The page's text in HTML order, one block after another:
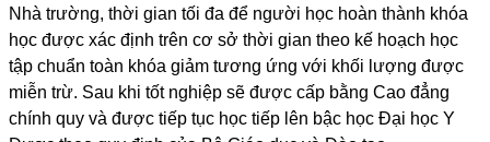
Nhà trường, thời gian tối đa để người học hoàn thành khóa
học được xác định trên cơ sở thời gian theo kế hoạch học
tập chuẩn toàn khóa giảm tương ứng với khối lượng được
miễn trừ. Sau khi tốt nghiệp sẽ được cấp bằng Cao đẳng
chính quy và được tiếp tục học tiếp lên bậc học Đại học Y